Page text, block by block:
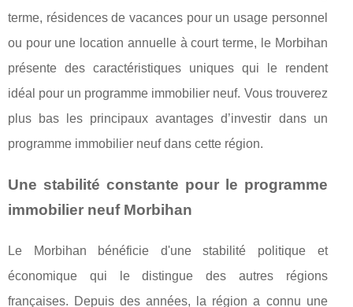
terme, résidences de vacances pour un usage personnel
ou pour une location annuelle à court terme, le Morbihan
présente des caractéristiques uniques qui le rendent
idéal pour un programme immobilier neuf. Vous trouverez
plus bas les principaux avantages d’investir dans un
programme immobilier neuf dans cette région.
Une stabilité constante pour le programme
immobilier neuf Morbihan
Le Morbihan bénéficie d'une stabilité politique et
économique qui le distingue des autres régions
françaises. Depuis des années, la région a connu une